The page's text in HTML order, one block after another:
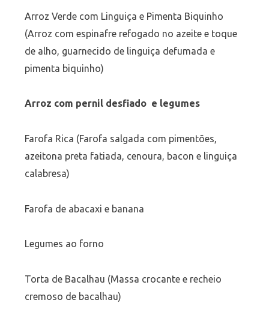
Arroz Verde com Linguiça e Pimenta Biquinho
(Arroz com espinafre refogado no azeite e toque
de alho, guarnecido de linguiça defumada e
pimenta biquinho)
Arroz com pernil desfiado e legumes
Farofa Rica (Farofa salgada com pimentões,
azeitona preta fatiada, cenoura, bacon e linguiça
calabresa)
Farofa de abacaxi e banana
Legumes ao forno
Torta de Bacalhau (Massa crocante e recheio
cremoso de bacalhau)